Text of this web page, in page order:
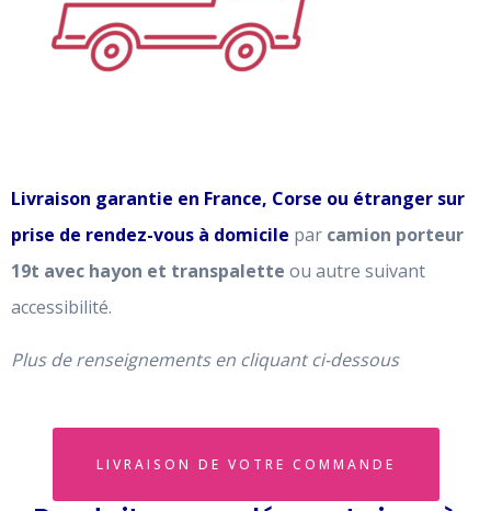
Livraison garantie en France, Corse ou étranger sur
prise de rendez-vous à domicile par camion porteur
19t avec hayon et transpalette ou autre suivant
accessibilité.
Plus de renseignements en cliquant ci-dessous
LIVRAISON DE VOTRE COMMANDE